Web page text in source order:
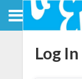
Log In